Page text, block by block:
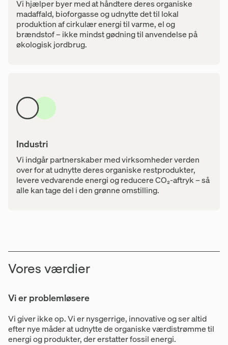
Vi hjælper byer med at håndtere deres organiske
madaffald, bioforgasse og udnytte det til lokal
produktion af cirkulær energi til varme, el og
brændstof – ikke mindst gødning til anvendelse på
økologisk jordbrug.
Industri
Vi indgår partnerskaber med virksomheder verden
over for at udnytte deres organiske restprodukter,
levere vedvarende energi og reducere CO₂-aftryk – så
alle kan tage del i den grønne omstilling.
Vores værdier
Vi er problemløsere
Vi giver ikke op. Vi er nysgerrige, innovative og ser altid
efter nye måder at udnytte de organiske værdistrømme til
energi og produkter, der erstatter fossil energi.